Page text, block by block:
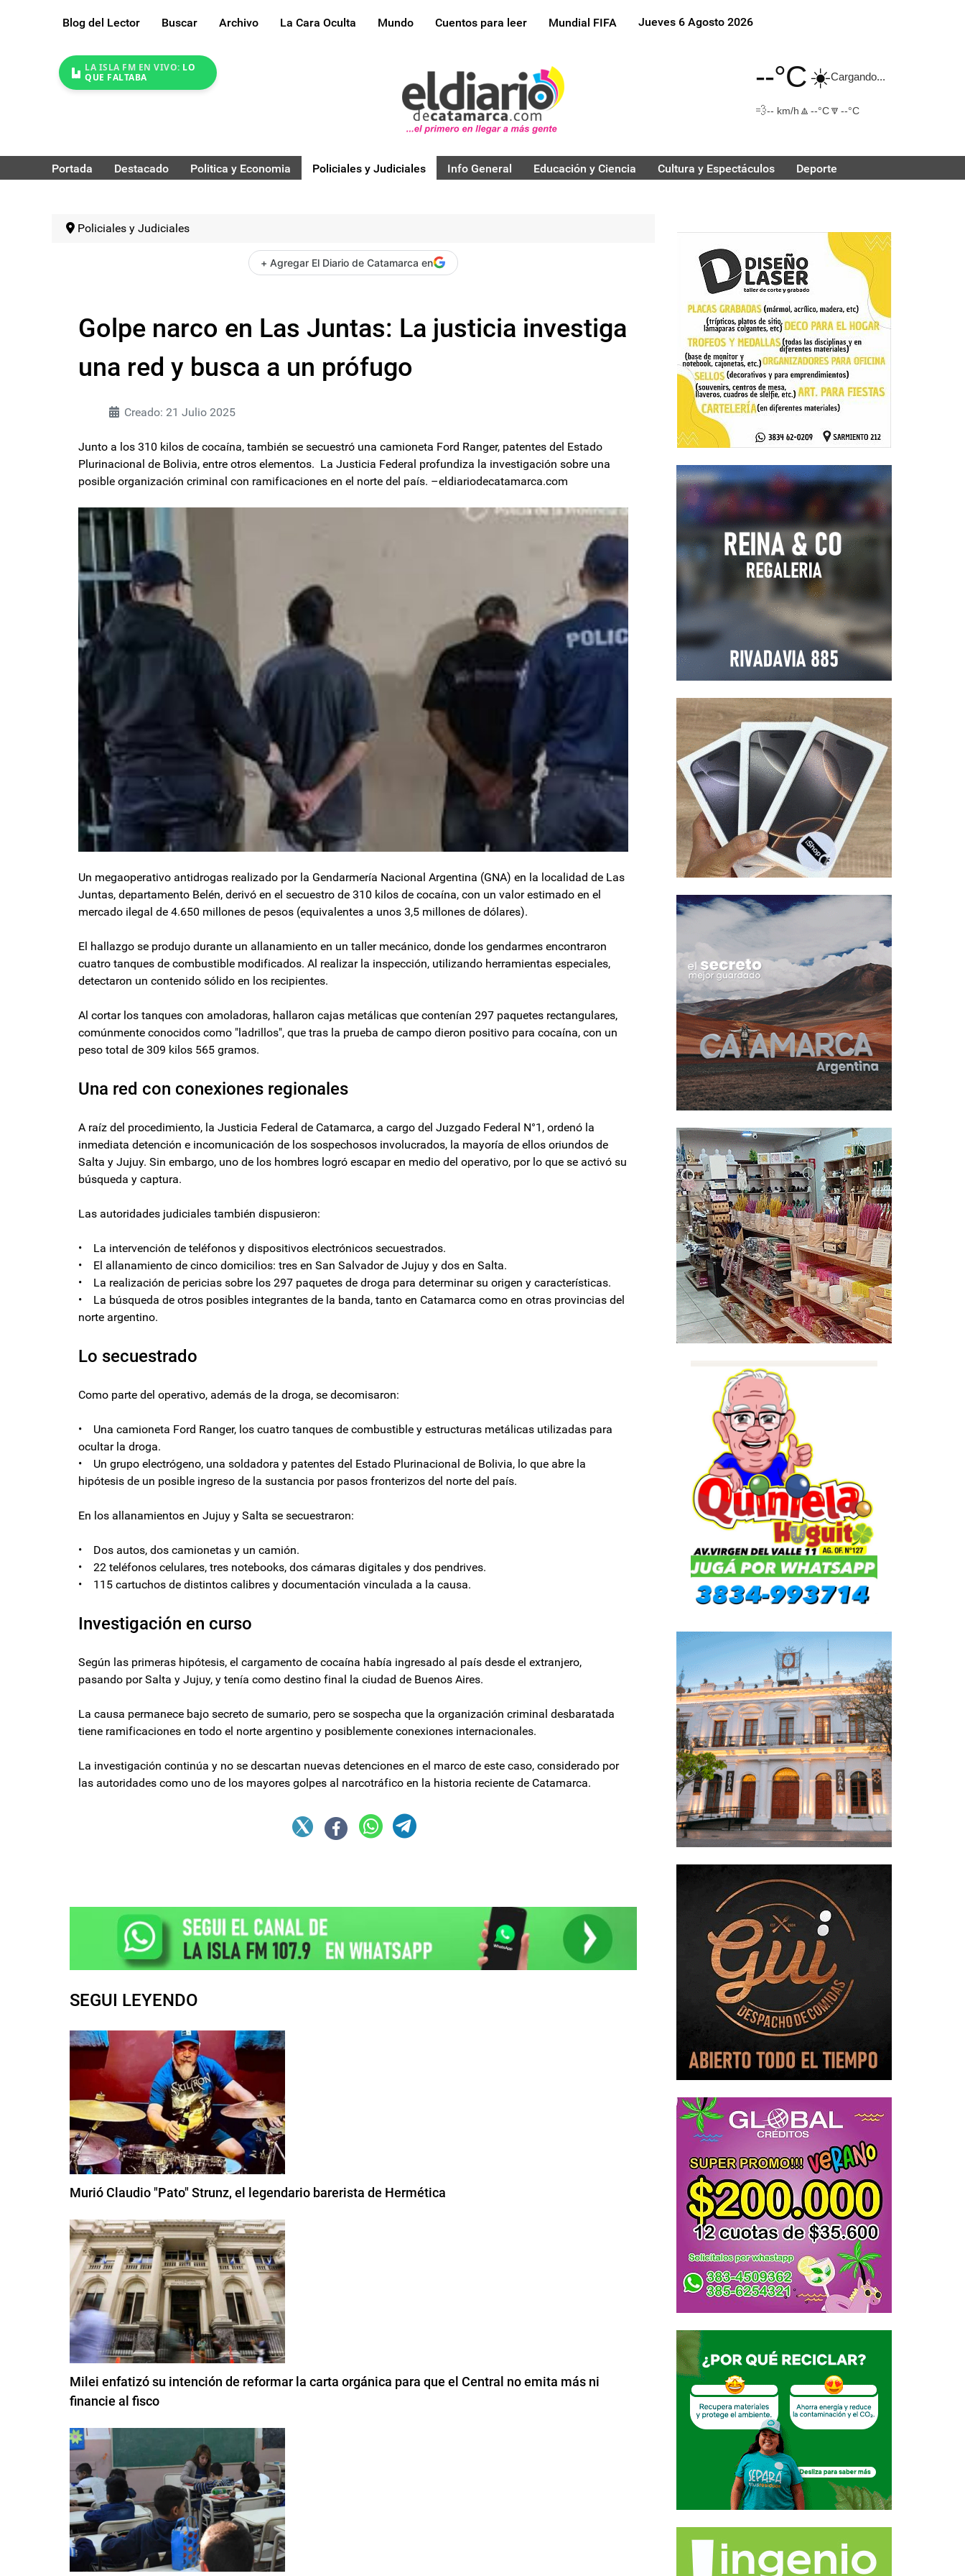
Blog del Lector Buscar Archivo La Cara Oculta Mundo Cuentos para leer Mundial FIFA Jueves 6 Agosto 2026
LA ISLA FM EN VIVO: LO
QUE FALTABA
--°C☀️Cargando...
💨-- km/h 🔼 --°C🔽 --°C
Portada Destacado Politica y Economia Policiales y Judiciales Info General Educación y Ciencia Cultura y Espectáculos Deporte
Policiales y Judiciales
+ Agregar El Diario de Catamarca en
Golpe narco en Las Juntas: La justicia investiga
una red y busca a un prófugo
Creado: 21 Julio 2025
Junto a los 310 kilos de cocaína, también se secuestró una camioneta Ford Ranger, patentes del Estado
Plurinacional de Bolivia, entre otros elementos. La Justicia Federal profundiza la investigación sobre una
posible organización criminal con ramificaciones en el norte del país. –eldiariodecatamarca.com
Un megaoperativo antidrogas realizado por la Gendarmería Nacional Argentina (GNA) en la localidad de Las
Juntas, departamento Belén, derivó en el secuestro de 310 kilos de cocaína, con un valor estimado en el
mercado ilegal de 4.650 millones de pesos (equivalentes a unos 3,5 millones de dólares).
El hallazgo se produjo durante un allanamiento en un taller mecánico, donde los gendarmes encontraron
cuatro tanques de combustible modificados. Al realizar la inspección, utilizando herramientas especiales,
detectaron un contenido sólido en los recipientes.
Al cortar los tanques con amoladoras, hallaron cajas metálicas que contenían 297 paquetes rectangulares,
comúnmente conocidos como "ladrillos", que tras la prueba de campo dieron positivo para cocaína, con un
peso total de 309 kilos 565 gramos.
Una red con conexiones regionales
A raíz del procedimiento, la Justicia Federal de Catamarca, a cargo del Juzgado Federal N°1, ordenó la
inmediata detención e incomunicación de los sospechosos involucrados, la mayoría de ellos oriundos de
Salta y Jujuy. Sin embargo, uno de los hombres logró escapar en medio del operativo, por lo que se activó su
búsqueda y captura.
Las autoridades judiciales también dispusieron:
• La intervención de teléfonos y dispositivos electrónicos secuestrados.
• El allanamiento de cinco domicilios: tres en San Salvador de Jujuy y dos en Salta.
• La realización de pericias sobre los 297 paquetes de droga para determinar su origen y características.
• La búsqueda de otros posibles integrantes de la banda, tanto en Catamarca como en otras provincias del
norte argentino.
Lo secuestrado
Como parte del operativo, además de la droga, se decomisaron:
• Una camioneta Ford Ranger, los cuatro tanques de combustible y estructuras metálicas utilizadas para
ocultar la droga.
• Un grupo electrógeno, una soldadora y patentes del Estado Plurinacional de Bolivia, lo que abre la
hipótesis de un posible ingreso de la sustancia por pasos fronterizos del norte del país.
En los allanamientos en Jujuy y Salta se secuestraron:
• Dos autos, dos camionetas y un camión.
• 22 teléfonos celulares, tres notebooks, dos cámaras digitales y dos pendrives.
• 115 cartuchos de distintos calibres y documentación vinculada a la causa.
Investigación en curso
Según las primeras hipótesis, el cargamento de cocaína había ingresado al país desde el extranjero,
pasando por Salta y Jujuy, y tenía como destino final la ciudad de Buenos Aires.
La causa permanece bajo secreto de sumario, pero se sospecha que la organización criminal desbaratada
tiene ramificaciones en todo el norte argentino y posiblemente conexiones internacionales.
La investigación continúa y no se descartan nuevas detenciones en el marco de este caso, considerado por
las autoridades como uno de los mayores golpes al narcotráfico en la historia reciente de Catamarca.
SEGUI LEYENDO
Murió Claudio "Pato" Strunz, el legendario barerista de Hermética
Milei enfatizó su intención de reformar la carta orgánica para que el Central no emita más ni
financie al fisco